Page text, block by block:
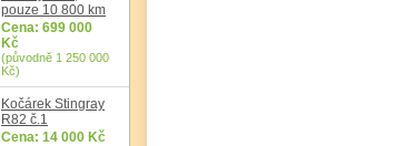
pouze 10 800 km
Cena: 699 000
Kč
(původně 1 250 000
Kč)
Kočárek Stingray
R82 č.1
Cena: 14 000 Kč